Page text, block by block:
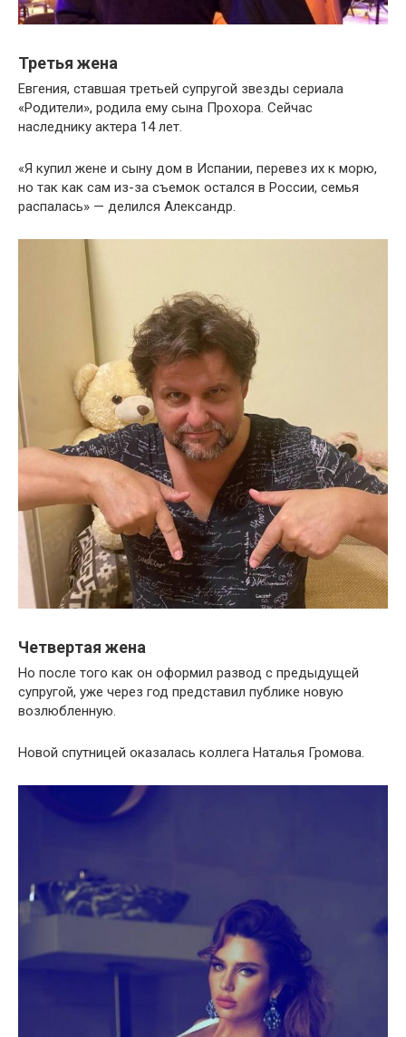
Третья жена
Евгения, ставшая третьей супругой звезды сериала
«Родители», родила ему сына Прохора. Сейчас
наследнику актера 14 лет.
«Я купил жене и сыну дом в Испании, перевез их к морю,
но так как сам из-за съемок остался в России, семья
распалась» — делился Александр.
Четвертая жена
Но после того как он оформил развод с предыдущей
супругой, уже через год представил публике новую
возлюбленную.
Новой спутницей оказалась коллега Наталья Громова.